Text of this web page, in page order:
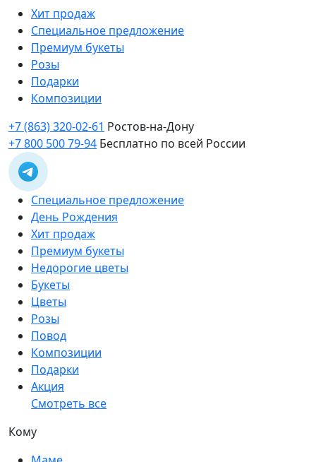
Хит продаж
Специальное предложение
Премиум букеты
Розы
Подарки
Композиции
+7 (863) 320-02-61 Ростов-на-Дону
+7 800 500 79-94 Бесплатно по всей России
Специальное предложение
День Рождения
Хит продаж
Премиум букеты
Недорогие цветы
Букеты
Цветы
Розы
Повод
Композиции
Подарки
Акция
Смотреть все
Кому